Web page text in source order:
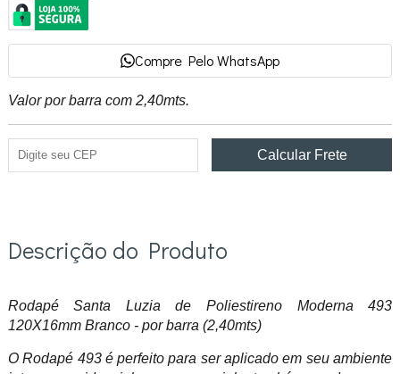
Compre Pelo WhatsApp
Valor por barra com 2,40mts.
Descrição do Produto
Rodapé Santa Luzia de Poliestireno Moderna 493
120X16mm Branco - por barra (2,40mts)
O Rodapé 493 é perfeito para ser aplicado em seu ambiente